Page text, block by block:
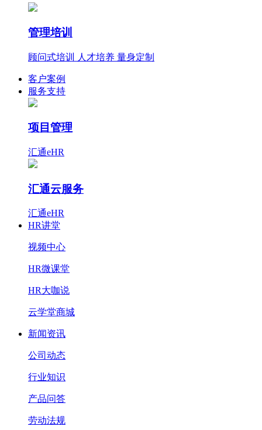
管理培训
顾问式培训 人才培养 量身定制
客户案例
服务支持
项目管理
汇通eHR
汇通云服务
汇通eHR
HR讲堂
视频中心
HR微课堂
HR大咖说
云学堂商城
新闻资讯
公司动态
行业知识
产品问答
劳动法规